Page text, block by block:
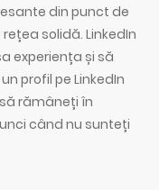
din punct de
solidă. LinkedIn
experiența și să
profil pe LinkedIn
rămâneți în
când nu sunteți